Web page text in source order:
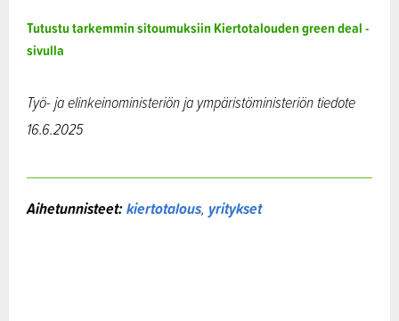
Tutustu tarkemmin sitoumuksiin Kiertotalouden green deal -
sivulla
Työ- ja elinkeinoministeriön ja ympäristöministeriön tiedote
16.6.2025
Aihetunnisteet:kiertotalous, yritykset